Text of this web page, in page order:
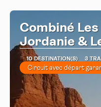
Combiné
Jordanie &
10 DESTINATION(S) 3
Circuit avec départ